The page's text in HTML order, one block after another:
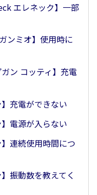
エレネック】一部
ンミオ】使用時に
ガン コッティ】充電
】充電ができない
】電源が入らない
】連続使用時間につ
振動数を教えてく